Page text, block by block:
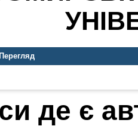
Перегляд
де є